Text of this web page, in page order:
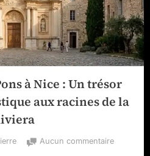
à Nice : Un trésor
aux racines de la
Aucun commentairesur